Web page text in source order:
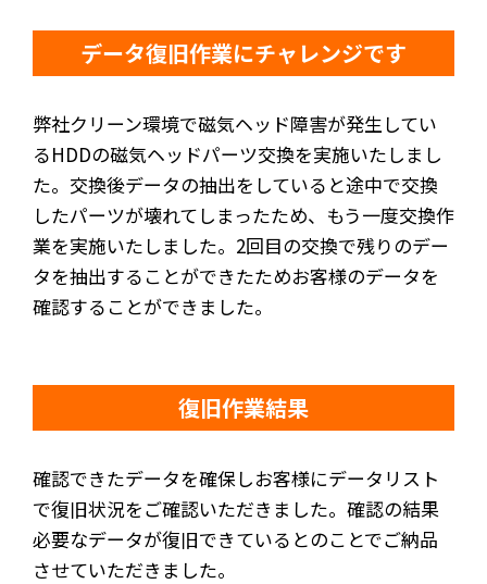
データ復旧作業にチャレンジです
弊社クリーン環境で磁気ヘッド障害が発生してい
るHDDの磁気ヘッドパーツ交換を実施いたしまし
た。交換後データの抽出をしていると途中で交換
したパーツが壊れてしまったため、もう一度交換作
業を実施いたしました。2回目の交換で残りのデー
タを抽出することができたためお客様のデータを
確認することができました。
復旧作業結果
確認できたデータを確保しお客様にデータリスト
で復旧状況をご確認いただきました。確認の結果
必要なデータが復旧できているとのことでご納品
させていただきました。